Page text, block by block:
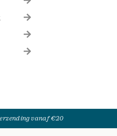
vanaf €20